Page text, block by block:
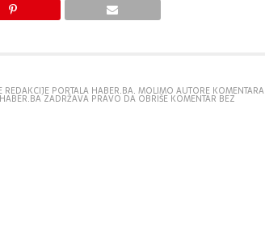
PORTALA HABER.BA. MOLIMO AUTORE KOMENTARA
ZADRŽAVA PRAVO DA OBRIŠE KOMENTAR BEZ